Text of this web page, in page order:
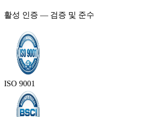
활성 인증 — 검증 및 준수
ISO 9001